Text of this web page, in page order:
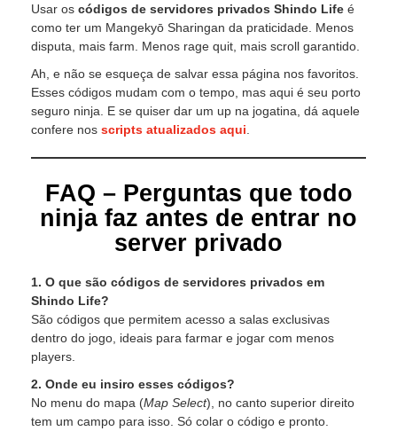
Usar os códigos de servidores privados Shindo Life é
como ter um Mangekyō Sharingan da praticidade. Menos
disputa, mais farm. Menos rage quit, mais scroll garantido.
Ah, e não se esqueça de salvar essa página nos favoritos.
Esses códigos mudam com o tempo, mas aqui é seu porto
seguro ninja. E se quiser dar um up na jogatina, dá aquele
confere nos scripts atualizados aqui
FAQ – Perguntas que todo
ninja faz antes de entrar no
server privado
1. O que são códigos de servidores privados em
Shindo Life?
São códigos que permitem acesso a salas exclusivas
dentro do jogo, ideais para farmar e jogar com menos
players.
2. Onde eu insiro esses códigos?
No menu do mapa (Map Select), no canto superior direito
tem um campo para isso. Só colar o código e pronto.